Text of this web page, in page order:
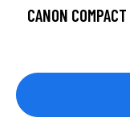
CANON